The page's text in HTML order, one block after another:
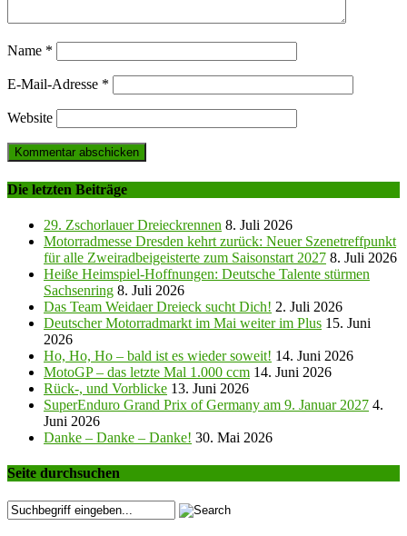
Name *
E-Mail-Adresse *
Website
Die letzten Beiträge
29. Zschorlauer Dreieckrennen 8. Juli 2026
Motorradmesse Dresden kehrt zurück: Neuer Szenetreffpunkt
für alle Zweiradbeigeisterte zum Saisonstart 2027 8. Juli 2026
Heiße Heimspiel-Hoffnungen: Deutsche Talente stürmen
Sachsenring 8. Juli 2026
Das Team Weidaer Dreieck sucht Dich! 2. Juli 2026
Deutscher Motorradmarkt im Mai weiter im Plus 15. Juni
2026
Ho, Ho, Ho – bald ist es wieder soweit! 14. Juni 2026
MotoGP – das letzte Mal 1.000 ccm 14. Juni 2026
Rück-, und Vorblicke 13. Juni 2026
SuperEnduro Grand Prix of Germany am 9. Januar 2027 4.
Juni 2026
Danke – Danke – Danke! 30. Mai 2026
Seite durchsuchen